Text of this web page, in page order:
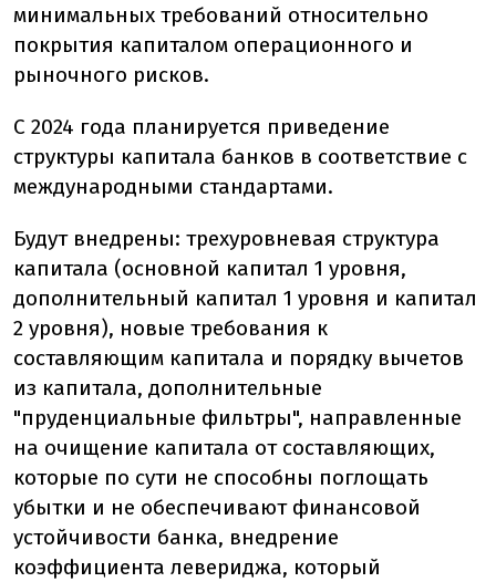
минимальных требований относительно
покрытия капиталом операционного и
рыночного рисков.
С 2024 года планируется приведение
структуры капитала банков в соответствие с
международными стандартами.
Будут внедрены: трехуровневая структура
капитала (основной капитал 1 уровня,
дополнительный капитал 1 уровня и капитал
2 уровня), новые требования к
составляющим капитала и порядку вычетов
из капитала, дополнительные
"пруденциальные фильтры", направленные
на очищение капитала от составляющих,
которые по сути не способны поглощать
убытки и не обеспечивают финансовой
устойчивости банка, внедрение
коэффициента левериджа, который